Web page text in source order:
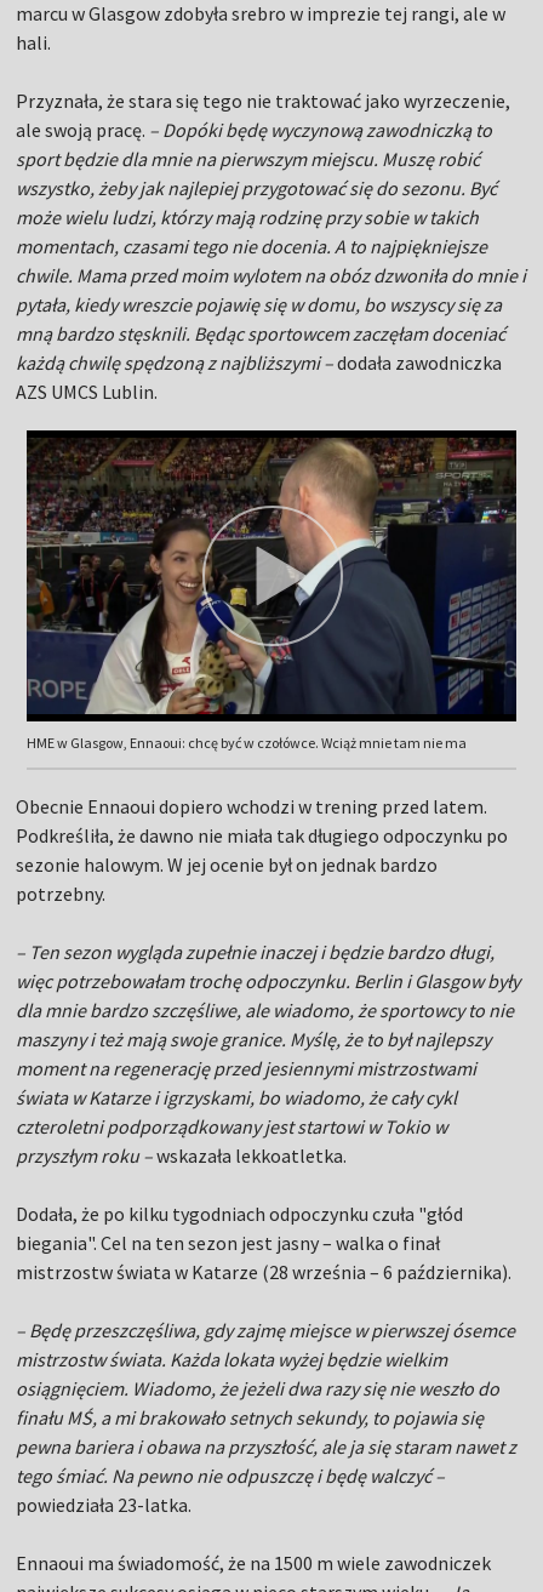
marcu w Glasgow zdobyła srebro w imprezie tej rangi, ale w
hali.
Przyznała, że stara się tego nie traktować jako wyrzeczenie,
ale swoją pracę. – Dopóki będę wyczynową zawodniczką to
sport będzie dla mnie na pierwszym miejscu. Muszę robić
wszystko, żeby jak najlepiej przygotować się do sezonu. Być
może wielu ludzi, którzy mają rodzinę przy sobie w takich
momentach, czasami tego nie docenia. A to najpiękniejsze
chwile. Mama przed moim wylotem na obóz dzwoniła do mnie i
pytała, kiedy wreszcie pojawię się w domu, bo wszyscy się za
mną bardzo stęsknili. Będąc sportowcem zaczęłam doceniać
każdą chwilę spędzoną z najbliższymi –dodała zawodniczka
AZS UMCS Lublin.
HME w Glasgow, Ennaoui: chcę być w czołówce. Wciąż mnie tam nie ma
Obecnie Ennaoui dopiero wchodzi w trening przed latem.
Podkreśliła, że dawno nie miała tak długiego odpoczynku po
sezonie halowym. W jej ocenie był on jednak bardzo
potrzebny.
– Ten sezon wygląda zupełnie inaczej i będzie bardzo długi,
więc potrzebowałam trochę odpoczynku. Berlin i Glasgow były
dla mnie bardzo szczęśliwe, ale wiadomo, że sportowcy to nie
maszyny i też mają swoje granice. Myślę, że to był najlepszy
moment na regenerację przed jesiennymi mistrzostwami
świata w Katarze i igrzyskami, bo wiadomo, że cały cykl
czteroletni podporządkowany jest startowi w Tokio w
przyszłym roku –wskazała lekkoatletka.
Dodała, że po kilku tygodniach odpoczynku czuła "głód
biegania". Cel na ten sezon jest jasny – walka o finał
mistrzostw świata w Katarze (28 września – 6 października).
– Będę przeszczęśliwa, gdy zajmę miejsce w pierwszej ósemce
mistrzostw świata. Każda lokata wyżej będzie wielkim
osiągnięciem. Wiadomo, że jeżeli dwa razy się nie weszło do
finału MŚ, a mi brakowało setnych sekundy, to pojawia się
pewna bariera i obawa na przyszłość, ale ja się staram nawet z
tego śmiać. Na pewno nie odpuszczę i będę walczyć –
powiedziała 23-latka.
Ennaoui ma świadomość, że na 1500 m wiele zawodniczek